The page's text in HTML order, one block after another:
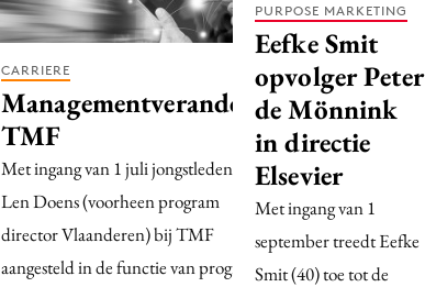
CARRIERE
Managementveranderingen
TMF
Met ingang van 1 juli jongstleden is
Len Doens (voorheen program
director Vlaanderen) bij TMF
aangesteld in de functie van program…
PURPOSE MARKETING
Eefke Smit
opvolger Peter
de Mönnink
in directie
Elsevier
Met ingang van 1
september treedt Eefke
Smit (40) toe tot de